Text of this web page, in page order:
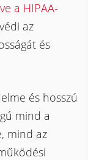
a HIPAA-
az
és
és hosszú
mind a
mind az